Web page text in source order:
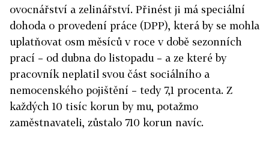
ovocnářství a zelinářství. Přinést ji má speciální
dohoda o provedení práce (DPP), která by se mohla
uplatňovat osm měsíců v roce v době sezonních
prací – od dubna do listopadu – a ze které by
pracovník neplatil svou část sociálního a
nemocenského pojištění – tedy 7,1 procenta. Z
každých 10 tisíc korun by mu, potažmo
zaměstnavateli, zůstalo 710 korun navíc.